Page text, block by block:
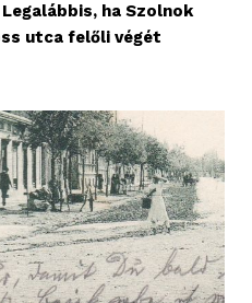
ha Szolnok
utca felőli végét